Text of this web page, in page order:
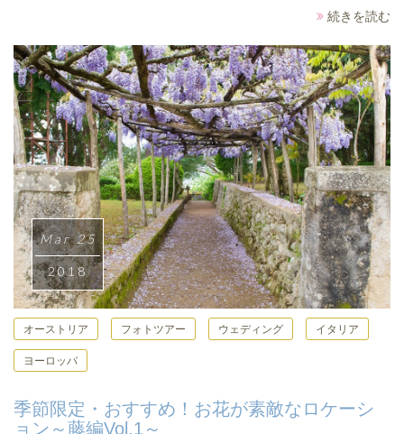
続きを読む
Mar 25
2018
オーストリア フォトツアー ウェディング イタリア
ヨーロッパ
季節限定・おすすめ！お花が素敵なロケーシ
ョン～藤編Vol.1～